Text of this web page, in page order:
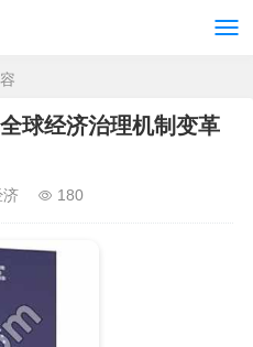
球经济治理机制变革
济 180